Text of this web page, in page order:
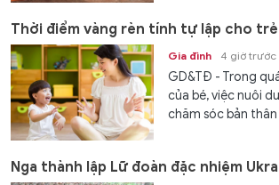
Thời điểm vàng rèn tính tự lập cho trẻ
Gia đình 4 giờ trước
GD&TĐ - Trong
của bé, việc nuôi
chăm sóc bản
Nga thành lập Lữ đoàn đặc nhiệm